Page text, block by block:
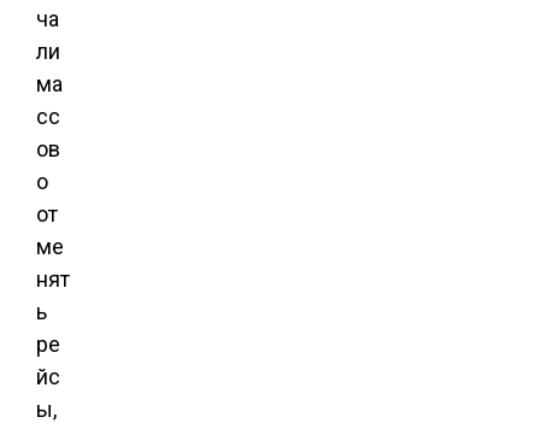
ча
ли
ма
сс
ов
о
от
ме
нят
ь
ре
йс
ы,